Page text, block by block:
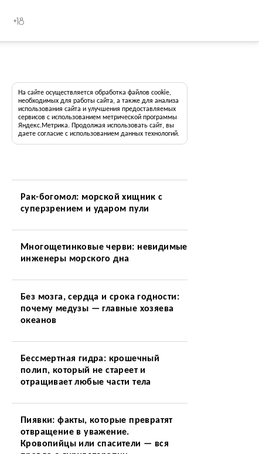
+18
На сайте осуществляется обработка файлов cookie,
необходимых для работы сайта, а также для анализа
использования сайта и улучшения предоставляемых
сервисов с использованием метрической программы
Яндекс.Метрика. Продолжая использовать сайт, вы
даете согласие с использованием данных технологий.
Рак-богомол: морской хищник с
суперзрением и ударом пули
Многощетинковые черви: невидимые
инженеры морского дна
Без мозга, сердца и срока годности:
почему медузы — главные хозяева
океанов
Бессмертная гидра: крошечный
полип, который не стареет и
отращивает любые части тела
Пиявки: факты, которые превратят
отвращение в уважение.
Кровопийцы или спасители — вся